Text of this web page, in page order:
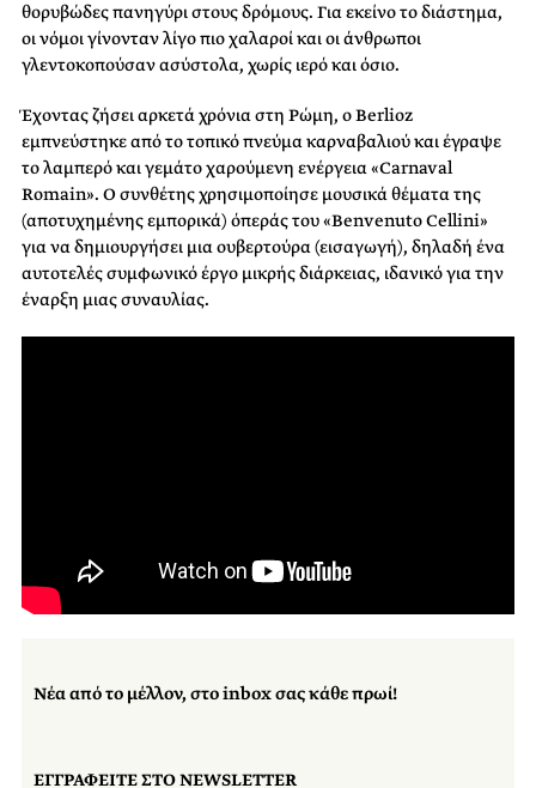
θορυβώδες πανηγύρι στους δρόμους. Για εκείνο το διάστημα,
οι νόμοι γίνονταν λίγο πιο χαλαροί και οι άνθρωποι
γλεντοκοπούσαν ασύστολα, χωρίς ιερό και όσιο.
Έχοντας ζήσει αρκετά χρόνια στη Ρώμη, ο Berlioz
εμπνεύστηκε από το τοπικό πνεύμα καρναβαλιού και έγραψε
το λαμπερό και γεμάτο χαρούμενη ενέργεια «Carnaval
Romain». Ο συνθέτης χρησιμοποίησε μουσικά θέματα της
(αποτυχημένης εμπορικά) όπεράς του «Benvenuto Cellini»
για να δημιουργήσει μια ουβερτούρα (εισαγωγή), δηλαδή ένα
αυτοτελές συμφωνικό έργο μικρής διάρκειας, ιδανικό για την
έναρξη μιας συναυλίας.
Νέα από το μέλλον, στο inbox σας κάθε πρωί!
ΕΓΓΡΑΦΕΙΤΕ ΣΤΟ NEWSLETTER